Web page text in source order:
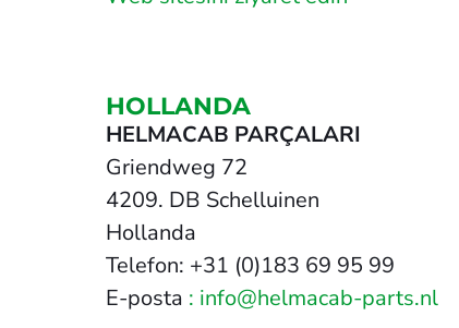
HOLLANDA
HELMACAB PARÇALARI
Griendweg 72
4209. DB Schelluinen
Hollanda
Telefon: +31 (0)183 69 95 99
E-posta : info@helmacab-parts.nl